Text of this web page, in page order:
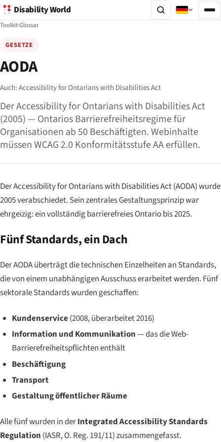
Disability World
Toolkit·Glossar
GESETZE
AODA
Auch:Accessibility for Ontarians with Disabilities Act
Der Accessibility for Ontarians with Disabilities Act
(2005) — Ontarios Barrierefreiheitsregime für
Organisationen ab 50 Beschäftigten. Webinhalte
müssen WCAG 2.0 Konformitätsstufe AA erfüllen.
DerAccessibility for Ontarians with Disabilities Act(AODA) wurde
2005 verabschiedet. Sein zentrales Gestaltungsprinzip war
ehrgeizig: ein vollständig barrierefreies Ontario bis 2025.
Fünf Standards, ein Dach
Der AODA überträgt die technischen Einzelheiten an Standards,
die von einem unabhängigen Ausschuss erarbeitet werden. Fünf
sektorale Standards wurden geschaffen:
Kundenservice(2008, überarbeitet 2016)
Information und Kommunikation— das die Web-
Barrierefreiheitspflichten enthält
Beschäftigung
Transport
Gestaltung öffentlicher Räume
Alle fünf wurden in derIntegrated Accessibility Standards
Regulation (IASR, O. Reg. 191/11) zusammengefasst.